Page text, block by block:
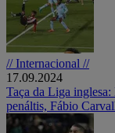
// Internacional //
17.09.2024
Taça da Liga
penáltis, Fábio